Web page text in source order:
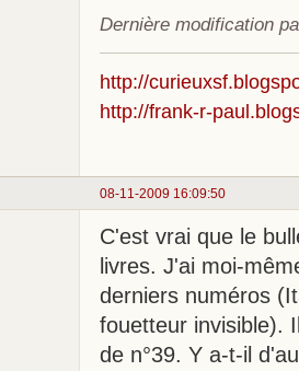
Dernière modification
http://
http://frank-r-
08-11-2009 16:09:50
C'est vrai que le
livres. J'ai moi-
derniers numéros
fouetteur invisible).
de n°39. Y a-t-il